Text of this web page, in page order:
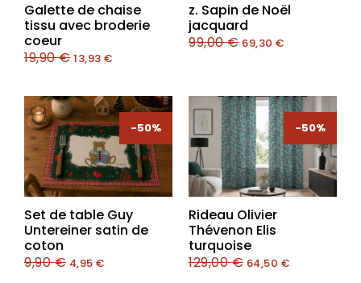
Galette de chaise
tissu avec broderie
coeur
19,90€13,93 €
z. Sapin de Noël
jacquard
99,00€ 69,30 €
-50%
-50%
Set de table Guy
Untereiner satin de
coton
9,90€ 4,95 €
-50%
-50%
Rideau Olivier
Thévenon Elis
turquoise
129,00€ 64,50 €